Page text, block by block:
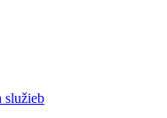
služieb